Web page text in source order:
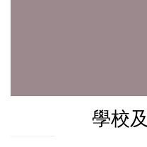
學校